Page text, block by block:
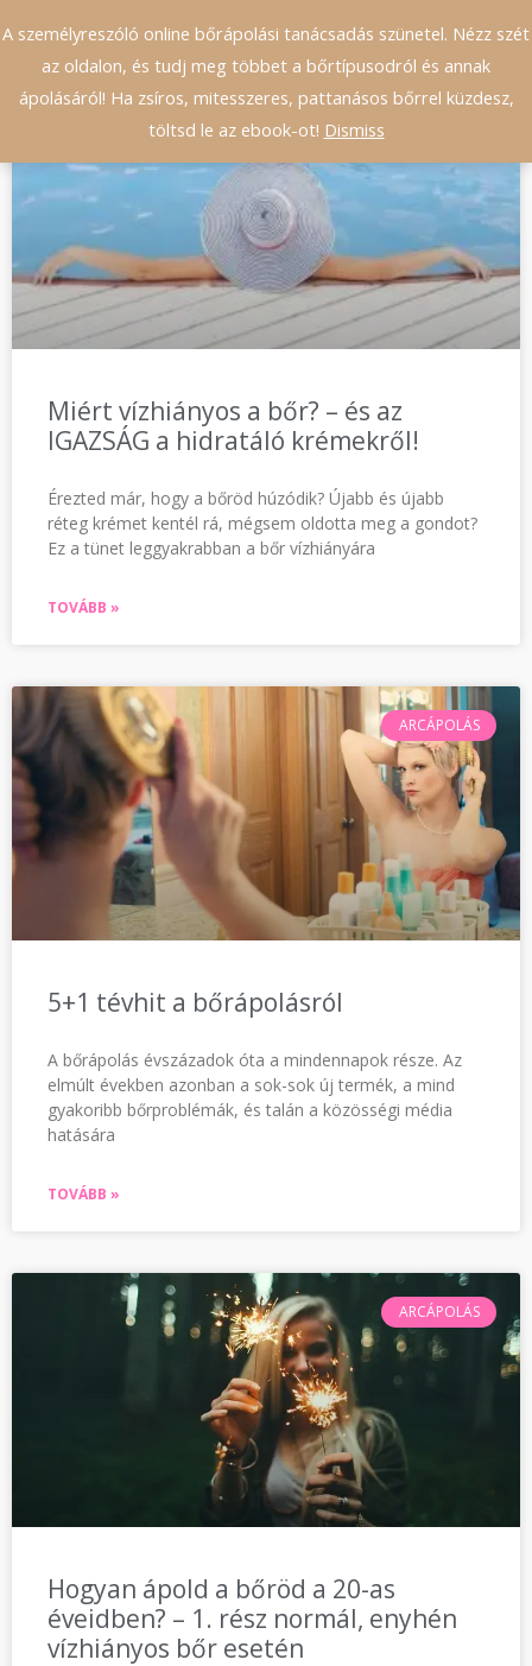
0
Miért vízhiányos a bőr? – és az
IGAZSÁG a hidratáló krémekről!
Érezted már, hogy a bőröd húzódik? Újabb és újabb
réteg krémet kentél rá, mégsem oldotta meg a gondot?
Ez a tünet leggyakrabban a bőr vízhiányára
TOVÁBB »
ARCÁPOLÁS
5+1 tévhit a bőrápolásról
A bőrápolás évszázadok óta a mindennapok része. Az
elmúlt években azonban a sok-sok új termék, a mind
gyakoribb bőrproblémák, és talán a közösségi média
hatására
TOVÁBB »
ARCÁPOLÁS
Hogyan ápold a bőröd a 20-as
éveidben? – 1. rész normál, enyhén
vízhiányos bőr esetén
A személyreszóló online bőrápolási tanácsadás szünetel. Nézz szét
az oldalon, és tudj meg többet a bőrtípusodról és annak
ápolásáról! Ha zsíros, mitesszeres, pattanásos bőrrel küzdesz,
töltsd le az ebook-ot! Dismiss